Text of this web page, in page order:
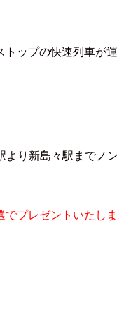
ップの快速列車が
り新島々駅までノ
プレゼントいたし